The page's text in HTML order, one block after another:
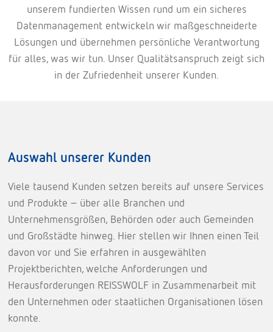
unserem fundierten Wissen rund um ein sicheres
Datenmanagement entwickeln wir maßgeschneiderte
Lösungen und übernehmen persönliche Verantwortung
für alles, was wir tun. Unser Qualitätsanspruch zeigt sich
in der Zufriedenheit unserer Kunden.
Auswahl unserer Kunden
Viele tausend Kunden setzen bereits auf unsere Services
und Produkte – über alle Branchen und
Unternehmensgrößen, Behörden oder auch Gemeinden
und Großstädte hinweg. Hier stellen wir Ihnen einen Teil
davon vor und Sie erfahren in ausgewählten
Projektberichten, welche Anforderungen und
Herausforderungen REISSWOLF in Zusammenarbeit mit
den Unternehmen oder staatlichen Organisationen lösen
konnte.